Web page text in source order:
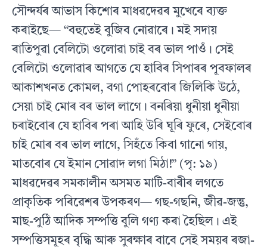
সৌন্দৰ্যৰ আভাস কিশোৰ মাধৱদেৱৰ মুখেৰে ব্যক্ত
কৰাইছে— “বহুতেই বুজিব নোৱাৰে। মই সদায়
ৰাতিপুৱা বেলিটো ওলোৱা চাই বৰ ভাল পাওঁ। সেই
বেলিটো ওলোৱাৰ আগতে যে হাবিৰ সিপাৰৰ পূবফালৰ
আকাশখনত কোমল, বগা পোহৰবোৰ জিলিকি উঠে,
সেয়া চাই মোৰ বৰ ভাল লাগে। বনৰিয়া ধুনীয়া ধুনীয়া
চৰাইবোৰ যে হাবিৰ পৰা আহি উৰি ঘূৰি ফুৰে, সেইবোৰ
চাই মোৰ বৰ ভাল লাগে, সিহঁতে কিবা গানো গায়,
মাতবোৰ যে ইমান সোৱাদ লগা মিঠা!” (পৃ: ১৯)
মাধৱদেৱৰ সমকালীন অসমত মাটি-বাৰীৰ লগতে
প্ৰাকৃতিক পৰিৱেশৰ উপকৰণ— গছ-গছনি, জীৱ-জন্তু,
মাছ-পুঠি আদিক সম্পত্তি বুলি গণ্য কৰা হৈছিল। এই
সম্পত্তিসমূহৰ বৃদ্ধি আৰু সুৰক্ষাৰ বাবে সেই সময়ৰ ৰজা-